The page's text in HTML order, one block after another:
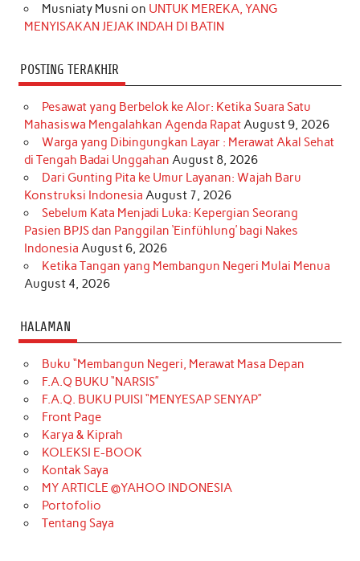
Musniaty Musni on UNTUK MEREKA, YANG
MENYISAKAN JEJAK INDAH DI BATIN
POSTING TERAKHIR
Pesawat yang Berbelok ke Alor: Ketika Suara Satu
Mahasiswa Mengalahkan Agenda RapatAugust 9, 2026
Warga yang Dibingungkan Layar : Merawat Akal Sehat
di Tengah Badai Unggahan August 8, 2026
Dari Gunting Pita ke Umur Layanan: Wajah Baru
Konstruksi Indonesia August 7, 2026
Sebelum Kata Menjadi Luka: Kepergian Seorang
Pasien BPJS dan Panggilan ‘Einfühlung’ bagi Nakes
Indonesia August 6, 2026
Ketika Tangan yang Membangun Negeri Mulai Menua
August 4, 2026
HALAMAN
Buku “Membangun Negeri, Merawat Masa Depan
F.A.Q BUKU “NARSIS”
F.A.Q. BUKU PUISI “MENYESAP SENYAP”
Front Page
Karya & Kiprah
KOLEKSI E-BOOK
Kontak Saya
MY ARTICLE @YAHOO INDONESIA
Portofolio
Tentang Saya